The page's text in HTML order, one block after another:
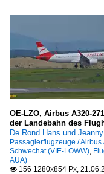
OE-LZO, Airbus A320-
der Landebahn des
De Rond Hans und Jeanny
Passagierflugzeuge / Airbus
Schwechat (VIE-LOWW),
AUA)
 156 1280x854 Px,